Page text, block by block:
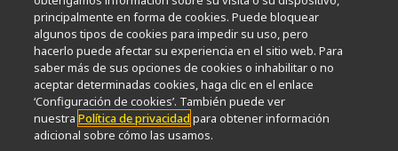
Nikon Microscopes 100th Anniversary
Popular Links
Últimas noticias y novedadesSelector de objetivos
Resolution CalculatorPubScopeOEM
Nikon Small World
MicroscopyU
principalmente en forma de cookies. Puede bloquear
algunos tipos de cookies para impedir su uso, pero
hacerlo puede afectar su experiencia en el sitio web. Para
saber más de sus opciones de cookies o inhabilitar o no
aceptar determinadas cookies, haga clic en el enlace
‘Configuración de cookies’. También puede ver
nuestraPolítica de privacidad para obtener información
adicional sobre cómo las usamos.